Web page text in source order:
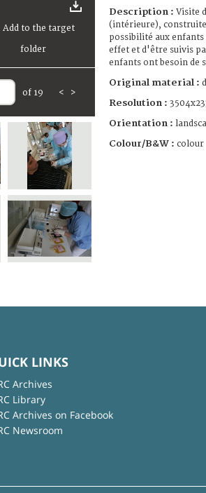
of 19 < >
Description : Visite
(intérieure), construite
possibilité aux enfants
effet et d'être suivis
enfants ont besoin de
Original material :
Resolution :
Orientation :
Colour/B&W : colour
LINKS
Archives
Library
Archives on Facebook
Newsroom